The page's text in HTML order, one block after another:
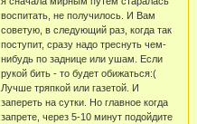
воспитать, не получилось. И Вам
советую, в следующий раз, когда так
поступит, сразу надо треснуть чем-
нибудь по заднице или ушам. Если
рукой бить - то будет обижаться:(
Лучше тряпкой или газетой. И
запереть на сутки. Но главное когда
запрете, через 5-10 минут подойдите